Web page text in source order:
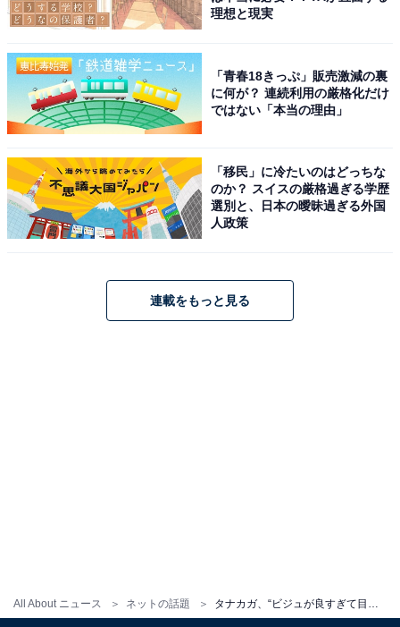
All About ニュース ネットの話題
理想と現実
「青春18きっぷ」販売激減の裏
に何が？ 連続利用の厳格化だけ
ではない「本当の理由」
「移民」に冷たいのはどっちな
のか？ スイスの厳格過ぎる学歴
選別と、日本の曖昧過ぎる外国
人政策
連載をもっと見る